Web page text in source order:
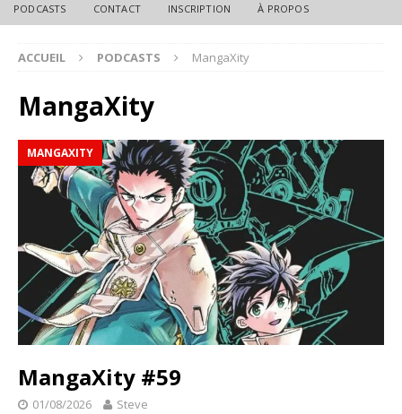
PODCASTS CONTACT INSCRIPTION À PROPOS
ACCUEIL PODCASTS MangaXity
MangaXity
MANGAXITY
MangaXity #59
01/08/2026 Steve